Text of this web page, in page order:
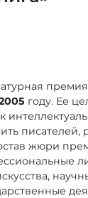
премия
году. Ее
писателей,
жюри